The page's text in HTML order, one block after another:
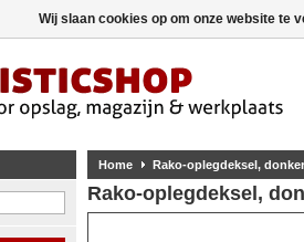
Home Rako-oplegdeksel,
Rako-oplegdeksel,
Wij slaan cookies op om onze website te